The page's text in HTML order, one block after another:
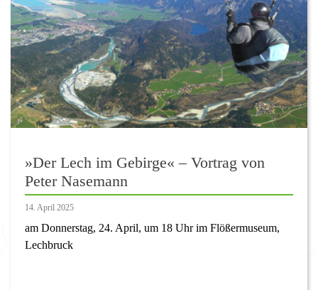
»Der Lech im Gebirge« – Vortrag von
Peter Nasemann
14. April 2025
am Donnerstag, 24. April, um 18 Uhr im Flößermuseum,
Lechbruck